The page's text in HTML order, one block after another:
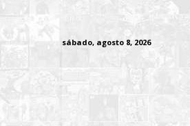
sábado, agosto 8, 2026